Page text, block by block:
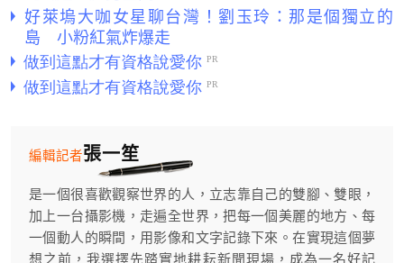
好萊塢大咖女星聊台灣！劉玉玲：那是個獨立的
島 小粉紅氣炸爆走
張一笙
編輯記者
是一個很喜歡觀察世界的人，立志靠自己的雙腳、雙眼，
加上一台攝影機，走遍全世界，把每一個美麗的地方、每
一個動人的瞬間，用影像和文字記錄下來。在實現這個夢
想之前，我選擇先踏實地耕耘新聞現場，成為一名好記